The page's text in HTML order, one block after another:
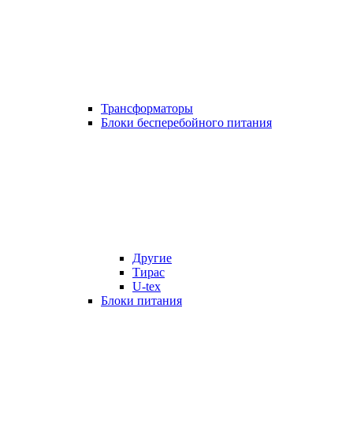
Трансформаторы
Блоки бесперебойного питания
Другие
Тирас
U-tex
Блоки питания